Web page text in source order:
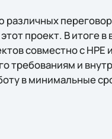
проект. В итоге в
совместно с HPE
требованиям и
в минимальные